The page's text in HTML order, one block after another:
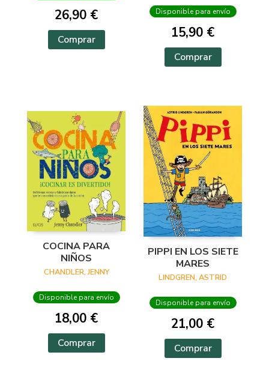
26,90 €
Comprar
Disponible para envío
15,90 €
Comprar
COCINA PARA
NIÑOS
CHANDLER, JENNY
Disponible para envío
18,00 €
Comprar
PIPPI EN LOS SIETE
MARES
LINDGREN, ASTRID
Disponible para envío
21,00 €
Comprar